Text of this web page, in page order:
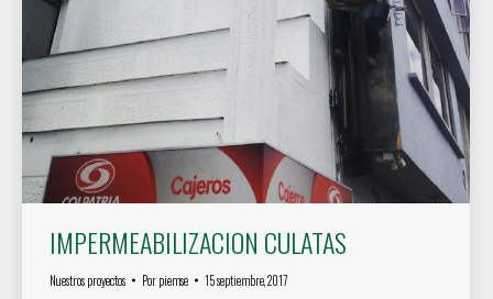
IMPERMEABILIZACION CULATAS
Nuestros proyectos Porpiemse 15 septiembre, 2017